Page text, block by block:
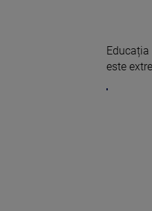
este